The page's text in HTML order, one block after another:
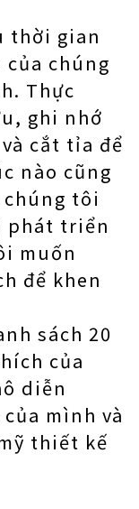
thời gian
của chúng
Thực
ghi nhớ
cắt tỉa để
nào cũng
tôi
phát triển
muốn
để khen
sách 20
của
diễn
mình và
thiết kế